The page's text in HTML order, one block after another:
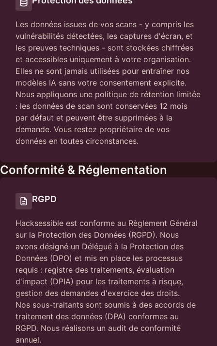
Les données issues de vos scans - y compris les
vulnérabilités détectées, les captures d'écran, et
les preuves techniques - sont stockées chiffrées
et accessibles uniquement à votre organisation.
Elles ne sont jamais utilisées pour entraîner nos
modèles IA sans votre consentement explicite.
Nous appliquons une politique de rétention limitée
: les données de scan sont conservées 12 mois
par défaut et peuvent être supprimées à la
demande. Vous restez propriétaire de vos
données en toutes circonstances.
Conformité & Réglementation
RGPD
Hacksessible est conforme au Règlement Général
sur la Protection des Données (RGPD). Nous
avons désigné un Délégué à la Protection des
Données (DPO) et mis en place les processus
requis : registre des traitements, évaluation
d'impact (DPIA) pour les traitements à risque,
gestion des demandes d'exercice des droits.
Nos sous-traitants sont soumis à des accords de
traitement des données (DPA) conformes au
RGPD. Nous réalisons un audit de conformité
annuel.